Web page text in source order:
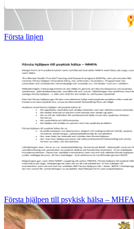
Första linjen
Första hjälpen till psykisk hälsa – MHFA